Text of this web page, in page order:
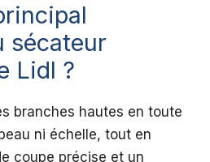
sécateur
Lidl ?
branches hautes en toute
ni échelle, tout en
coupe précise et un